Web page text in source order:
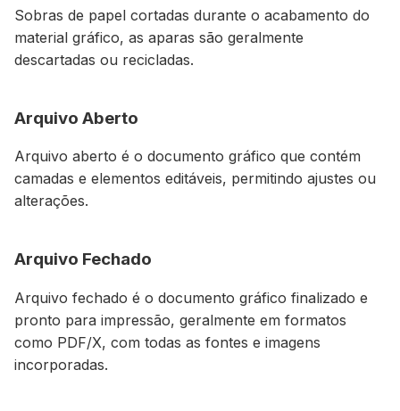
Sobras de papel cortadas durante o acabamento do
material gráfico, as aparas são geralmente
descartadas ou recicladas.
Arquivo Aberto
Arquivo aberto é o documento gráfico que contém
camadas e elementos editáveis, permitindo ajustes ou
alterações.
Arquivo Fechado
Arquivo fechado é o documento gráfico finalizado e
pronto para impressão, geralmente em formatos
como PDF/X, com todas as fontes e imagens
incorporadas.